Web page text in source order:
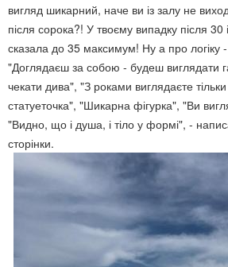
вигляд шикарний, наче ви із залу не
після сорока?! У твоєму випадку після
сказала до 35 максимум! Ну а про логіку
"Доглядаєш за собою - будеш виглядати
чекати дива", "З роками виглядаєте
статуеточка", "Шикарна фігурка", "Ви
"Видно, що і душа, і тіло у формі", -
сторінки.